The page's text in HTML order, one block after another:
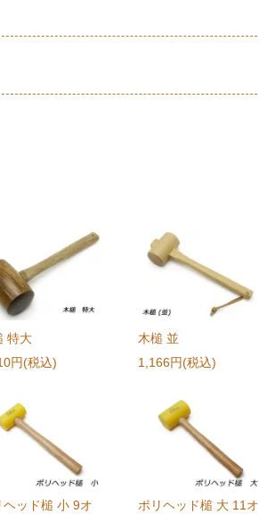
特大
円(税込)
木槌 並
1,166円(税込)
ヘッド槌 小 9オ
ポリヘッド槌 大 11オ